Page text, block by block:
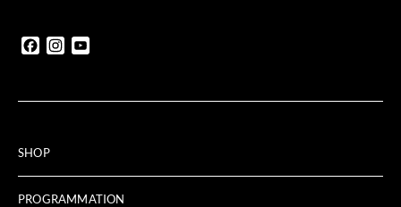
FacebookInstagram
SHOP
PROGRAMMATION